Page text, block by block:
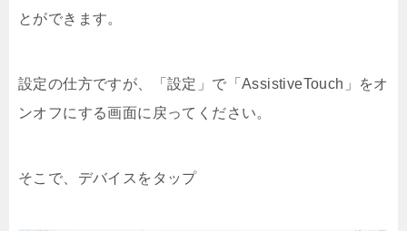
とができます。
設定の仕方ですが、「設定」で「AssistiveTouch」をオ
ンオフにする画面に戻ってください。
そこで、デバイスをタップ